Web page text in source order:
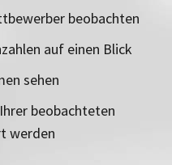
beobachten
auf einen Blick
sehen
beobachteten
werden